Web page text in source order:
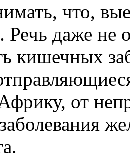
что,
Речь даже не
кишечных
от